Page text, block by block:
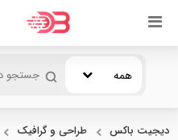
همه
دیجیت باکس طراحی و گرافیک